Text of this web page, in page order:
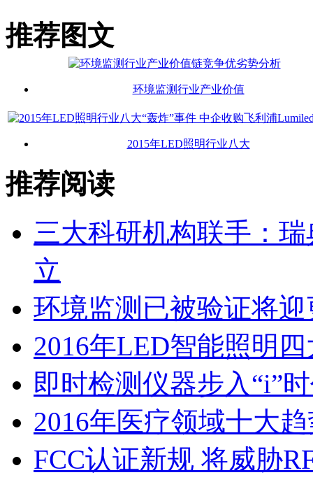
推荐图文
环境监测行业产业价值
2015年LED照明行业八大
推荐阅读
三大科研机构联手：
立
环境监测已被验证将
2016年LED智能照明
即时检测仪器步入“i”
2016年医疗领域十大
FCC认证新规 将威胁